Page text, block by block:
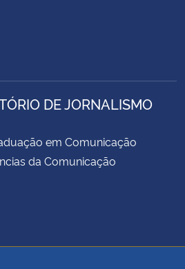
DE JORNALISMO
em Comunicação
da Comunicação